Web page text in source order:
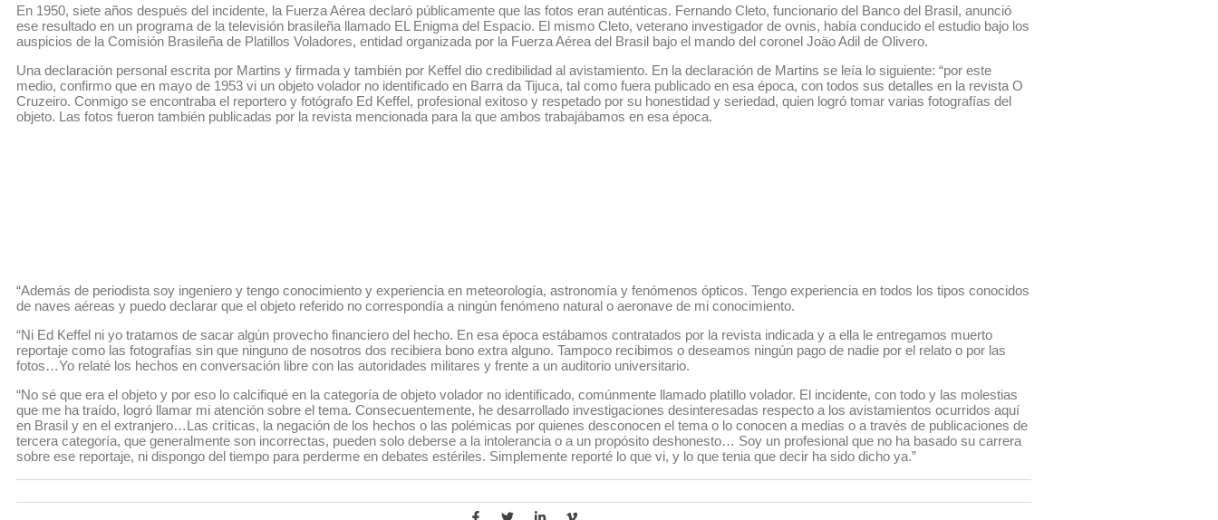
En 1950, siete años después del incidente, la Fuerza Aérea declaró públicamente que las fotos eran auténticas. Fernando Cleto, funcionario del Banco del Brasil, anunció
ese resultado en un programa de la televisión brasileña llamado EL Enigma del Espacio. El mismo Cleto, veterano investigador de ovnis, había conducido el estudio bajo los
auspicios de la Comisión Brasileña de Platillos Voladores, entidad organizada por la Fuerza Aérea del Brasil bajo el mando del coronel Joäo Adil de Olivero.
Una declaración personal escrita por Martins y firmada y también por Keffel dio credibilidad al avistamiento. En la declaración de Martins se leía lo siguiente: “por este
medio, confirmo que en mayo de 1953 vi un objeto volador no identificado en Barra da Tijuca, tal como fuera publicado en esa época, con todos sus detalles en la revista O
Cruzeiro. Conmigo se encontraba el reportero y fotógrafo Ed Keffel, profesional exitoso y respetado por su honestidad y seriedad, quien logró tomar varias fotografías del
objeto. Las fotos fueron también publicadas por la revista mencionada para la que ambos trabajábamos en esa época.
“Además de periodista soy ingeniero y tengo conocimiento y experiencia en meteorología, astronomía y fenómenos ópticos. Tengo experiencia en todos los tipos conocidos
de naves aéreas y puedo declarar que el objeto referido no correspondía a ningún fenómeno natural o aeronave de mi conocimiento.
“Ni Ed Keffel ni yo tratamos de sacar algún provecho financiero del hecho. En esa época estábamos contratados por la revista indicada y a ella le entregamos muerto
reportaje como las fotografías sin que ninguno de nosotros dos recibiera bono extra alguno. Tampoco recibimos o deseamos ningún pago de nadie por el relato o por las
fotos…Yo relaté los hechos en conversación libre con las autoridades militares y frente a un auditorio universitario.
“No sé que era el objeto y por eso lo calcifiqué en la categoría de objeto volador no identificado, comúnmente llamado platillo volador. El incidente, con todo y las molestias
que me ha traído, logró llamar mi atención sobre el tema. Consecuentemente, he desarrollado investigaciones desinteresadas respecto a los avistamientos ocurridos aquí
en Brasil y en el extranjero…Las críticas, la negación de los hechos o las polémicas por quienes desconocen el tema o lo conocen a medias o a través de publicaciones de
tercera categoría, que generalmente son incorrectas, pueden solo deberse a la intolerancia o a un propósito deshonesto… Soy un profesional que no ha basado su carrera
sobre ese reportaje, ni dispongo del tiempo para perderme en debates estériles. Simplemente reporté lo que vi, y lo que tenia que decir ha sido dicho ya.”